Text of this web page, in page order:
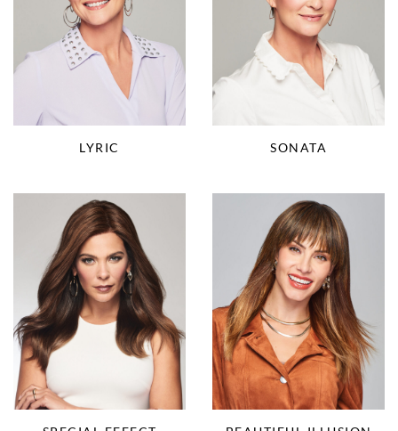
LYRIC SONATA